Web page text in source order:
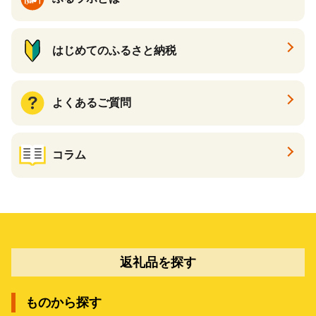
はじめてのふるさと納税
よくあるご質問
コラム
返礼品を探す
ものから探す